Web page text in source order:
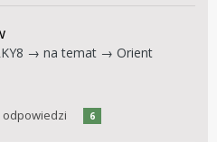
→ na temat → Orient
odpowiedzi 6